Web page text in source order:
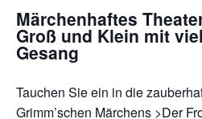
Märchenhaftes
Groß und Klein mit
Gesang
Tauchen Sie ein in die
Grimm’schen Märchens >Der